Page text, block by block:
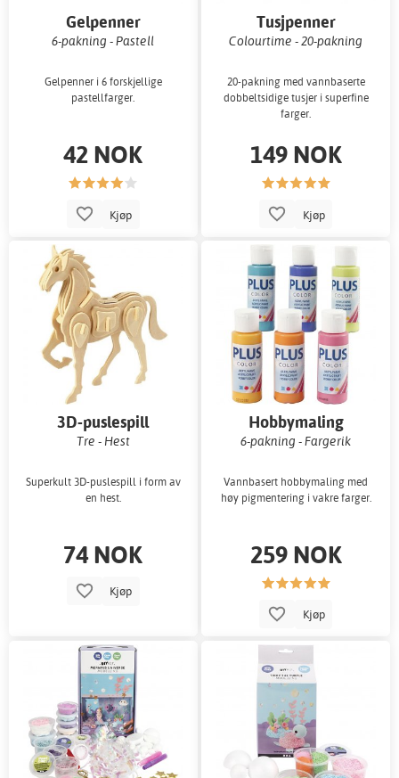
Gelpenner
6-pakning - Pastell
Gelpenner i 6 forskjellige
pastellfarger.
42 NOK
Kjøp
Tusjpenner
Colourtime - 20-pakning
20-pakning med vannbaserte
dobbeltsidige tusjer i superfine
farger.
149 NOK
Kjøp
3D-puslespill
Tre - Hest
Superkult 3D-puslespill i form av
en hest.
74 NOK
Kjøp
Hobbymaling
6-pakning - Fargerik
Vannbasert hobbymaling med
høy pigmentering i vakre farger.
259 NOK
Kjøp